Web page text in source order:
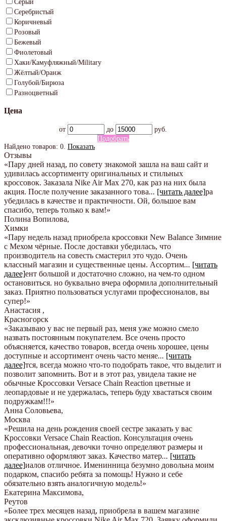
Серый
Серебристый
Коричневый
Розовый
Бежевый
Фиолетовый
Хаки/Камуфляжный/Military
Жёлтый/Оранж
Голубой/Бирюза
Разноцветный
Цена
от до
руб.
Подобрать
Найдено товаров: 0. Показать
Отзывы
«Пару дней назад, по совету знакомой зашла на ваш сайт и
удивилась ассортименту оригинальных и стильных
кроссовок. Заказала Nike Air Max 270, как раз на них была
акция. После получение заказанного това... [читать далее]ра
убедилась в качестве и практичности. Ой, большое вам
спасибо, теперь только к вам!»
Полина Вопилова,
Химки
«Пару недель назад приобрела кроссовки New Balance Зимние
с Мехом чёрные. После доставки убедилась, что
производитель на совесть смастерил это чудо. Очень
классный магазин и существенные цены. Ассортим... [читать
далее]ент большой и достаточно сложно, на чем-то одном
остановиться. но буквально вчера оформила дополнительный
заказ. Приятно пользоваться услугами профессионалов, вы
супер!»
Анастасия ,
Красногорск
«Заказываю у вас не первый раз, меня уже можно смело
назвать постоянным покупателем. Все очень просто
объясняется, качество товаров, всегда очень хорошее, цены
доступные и ассортимент очень часто меняе... [читать
далее]тся, всегда можно что-то подобрать такое, что выделит и
позволит запомнить. Вот и в этот раз, увидела такие не
обычные Кроссовки Versace Chain Reaction цветные и
леопардовые и не удержалась, теперь буду хвастаться своим
подружкам!!!»
Анна Соловьева,
Москва
«Решила на день рождения своей сестре заказать у вас
Кроссовки Versace Chain Reaction. Консультация очень
профессиональная, девочки точно определяют размеры и
оперативно оформляют заказ. Качество матер... [читать
далее]иалов отличное. Именинница безумно довольна моим
подарком, спасибо ребята за помощь! Нужно и себе
обязательно взять аналогичную модель!»
Екатерина Максимова,
Реутов
«Более трех месяцев назад, приобрела в вашем магазине